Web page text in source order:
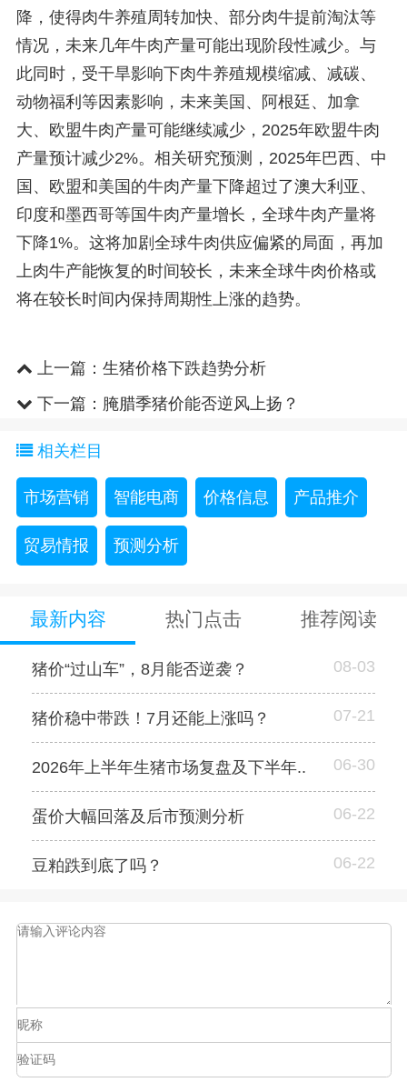
降，使得肉牛养殖周转加快、部分肉牛提前淘汰等
情况，未来几年牛肉产量可能出现阶段性减少。与
此同时，受干旱影响下肉牛养殖规模缩减、减碳、
动物福利等因素影响，未来美国、阿根廷、加拿
大、欧盟牛肉产量可能继续减少，2025年欧盟牛肉
产量预计减少2%。相关研究预测，2025年巴西、中
国、欧盟和美国的牛肉产量下降超过了澳大利亚、
印度和墨西哥等国牛肉产量增长，全球牛肉产量将
下降1%。这将加剧全球牛肉供应偏紧的局面，再加
上肉牛产能恢复的时间较长，未来全球牛肉价格或
将在较长时间内保持周期性上涨的趋势。
上一篇： 生猪价格下跌趋势分析
下一篇： 腌腊季猪价能否逆风上扬？
相关栏目
市场营销 智能电商 价格信息 产品推介
贸易情报 预测分析
最新内容 热门点击 推荐阅读
猪价“过山车”，8月能否逆袭？ 08-03
猪价稳中带跌！7月还能上涨吗？ 07-21
2026年上半年生猪市场复盘及下半年.. 06-30
蛋价大幅回落及后市预测分析 06-22
豆粕跌到底了吗？ 06-22